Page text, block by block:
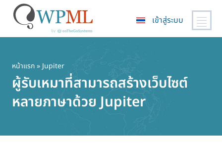
เนื้อหา
หลัก
เข้าสู่ระบบ
หน้าแรก» Jupiter
ผู้รับเหมาที่สามารถสร้างเว็บไซต์
หลายภาษาด้วย Jupiter